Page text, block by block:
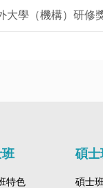
大學（機構）研修
特色
碩士
碩士